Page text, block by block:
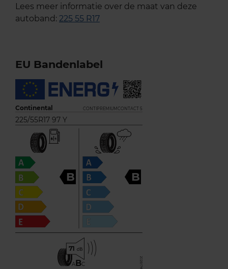
Lees meer informatie over de maat van deze
autoband: 225 55 R17
EU Bandenlabel
Continental CONTIPREMIUMCONTACT 5
225/55R17 97 Y
B B
71
ABC